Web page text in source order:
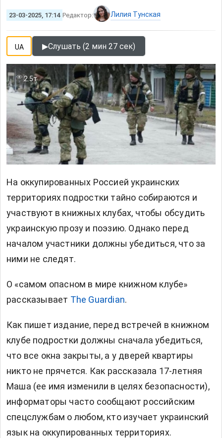
23-03-2025, 17:14 Редактор: Лилия Тунская
UA ▶Слушать (2 мин 27 сек)
2.5т
На оккупированных Россией украинских
территориях подростки тайно собираются и
участвуют в книжных клубах, чтобы обсудить
украинскую прозу и поэзию. Однако перед
началом участники должны убедиться, что за
ними не следят.
О «самом опасном в мире книжном клубе»
рассказывает The Guardian.
Как пишет издание, перед встречей в книжном
клубе подростки должны сначала убедиться,
что все окна закрыты, а у дверей квартиры
никто не прячется. Как рассказала 17-летняя
Маша (ее имя изменили в целях безопасности),
информаторы часто сообщают российским
спецслужбам о любом, кто изучает украинский
язык на оккупированных территориях.